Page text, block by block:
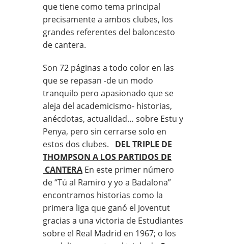
que tiene como tema principal
precisamente a ambos clubes, los
grandes referentes del baloncesto
de cantera.
Son 72 páginas a todo color en las
que se repasan -de un modo
tranquilo pero apasionado que se
aleja del academicismo- historias,
anécdotas, actualidad… sobre Estu y
Penya, pero sin cerrarse solo en
estos dos clubes. DEL TRIPLE DE
THOMPSON A LOS PARTIDOS DE
CANTERA En este primer número
de “Tú al Ramiro y yo a Badalona”
encontramos historias como la
primera liga que ganó el Joventut
gracias a una victoria de Estudiantes
sobre el Real Madrid en 1967; o los